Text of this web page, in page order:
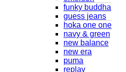
funky buddha
guess jeans
hoka one one
navy & green
new balance
new era
puma
replay